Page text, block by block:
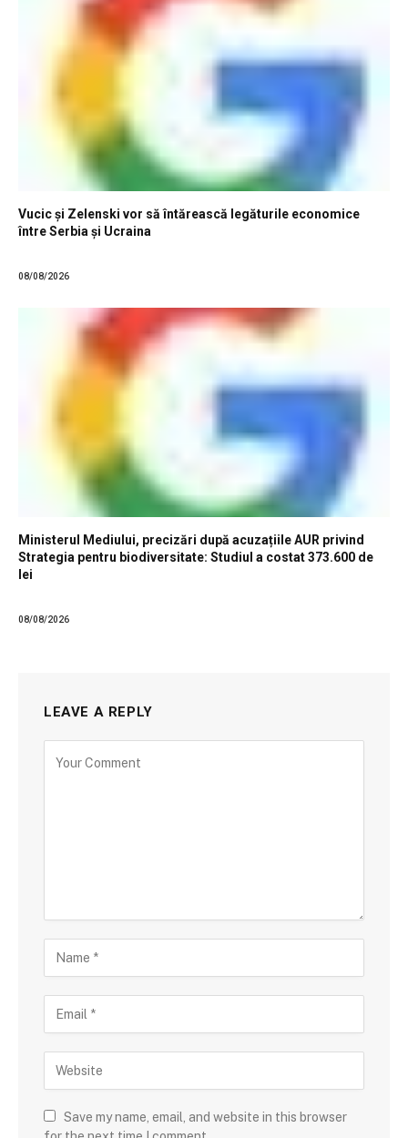
Vucic și Zelenski vor să întărească legăturile economice
între Serbia și Ucraina
08/08/2026
Ministerul Mediului, precizări după acuzațiile AUR privind
Strategia pentru biodiversitate: Studiul a costat 373.600 de
lei
08/08/2026
LEAVE A REPLY
Save my name, email, and website in this browser